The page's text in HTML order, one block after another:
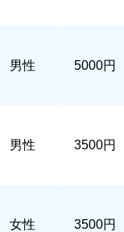
男性 5000円
男性 3500円
女性 3500円